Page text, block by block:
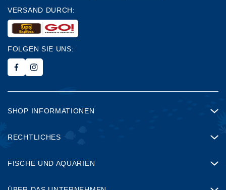
VERSAND DURCH:
FOLGEN SIE UNS:
SHOP INFORMATIONEN
RECHTLICHES
FISCHE UND AQUARIEN